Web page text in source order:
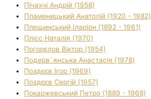
Пічахчі Андрій (1958)
Пламеницький Анатолій (1920 - 1982)
Плещинський Іларіон (1892 - 1961)
Плісс Наталія (1970)
Погорєлов Віктор (1954)
Подерв`янська Анастасія (1978)
Поздєєв Ігор (1969)
Поздєєв Сергій (1957)
Покаржевський Петро (1889 - 1968)